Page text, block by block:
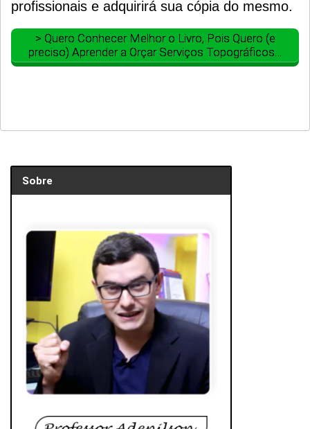
profissionais e adquirirá sua cópia do mesmo.
> Quero Conhecer Melhor o Livro, Pois Quero (e
preciso) Aprender a Orçar Serviços Topográficos…
Sobre